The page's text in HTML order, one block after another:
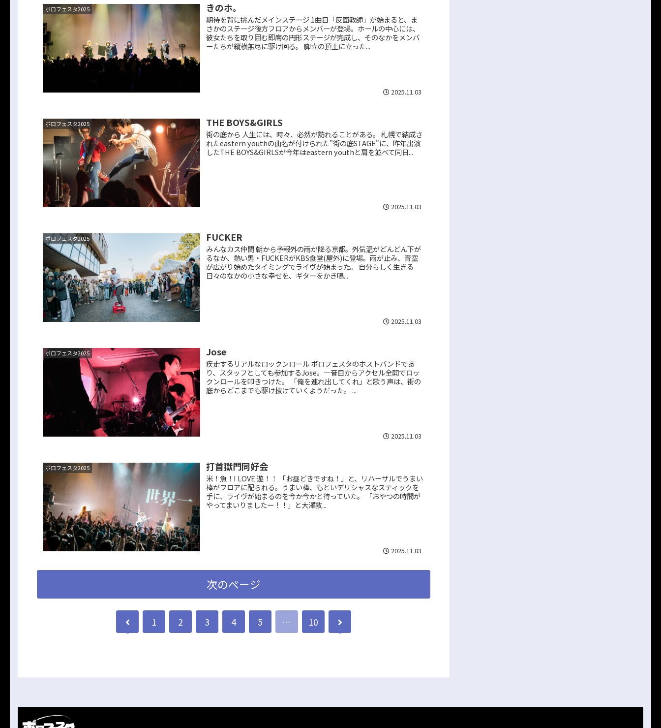
ボロフェスタ2025 きのホ。
期待を背に挑んだメインステージ 1曲目「反面教師」が始まると、ま
さかのステージ後方フロアからメンバーが登場。ホールの中心には、
彼女たちを取り囲む即席の円形ステージが完成し、そのなかをメンバ
ーたちが縦横無尽に駆け回る。 脚立の頂上に立った...
2025.11.03
ボロフェスタ2025 THE BOYS&GIRLS
街の底から 人生には、時々、必然が訪れることがある。 札幌で結成さ
れたeastern youthの曲名が付けられた"街の底STAGE"に、昨年出演
したTHE BOYS&GIRLSが今年はeastern youthと肩を並べて同日...
2025.11.03
ボロフェスタ2025 FUCKER
みんなカス仲間 朝から予報外の雨が降る京都。外気温がどんどん下が
るなか、熱い男・FUCKERがKBS食堂(屋外)に登場。雨が止み、青空
が広がり始めたタイミングでライヴが始まった。 自分らしく生きる
日々のなかの小さな幸せを、ギターをかき鳴...
2025.11.03
ボロフェスタ2025 Jose
疾走するリアルなロックンロール ボロフェスタのホストバンドであ
り、スタッフとしても参加するJose。一音目からアクセル全開でロッ
クンロールを叩きつけた。 「俺を連れ出してくれ」と歌う声は、街の
底からどこまでも駆け抜けていくようだった。 ...
2025.11.03
ボロフェスタ2025 打首獄門同好会
米！魚！I LOVE 遊！！ 「お昼どきですね！」と、リハーサルでうまい
棒がフロアに配られる。うまい棒、もといデリシャスなスティックを
手に、ライヴが始まるのを今か今かと待っていた。 「おやつの時間が
やってまいりましたー！！」と大澤敦...
2025.11.03
次のページ
1 2 3 4 5 … 10